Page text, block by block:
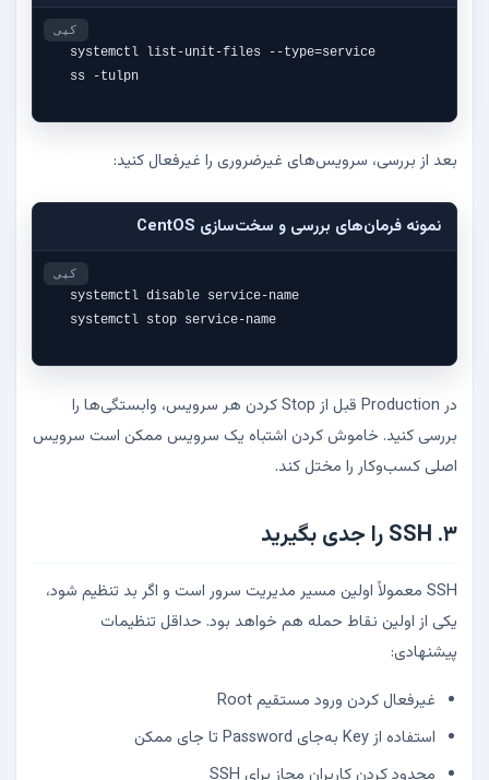
systemctl list-unit-files --type=service
ss -tulpn
کپی
بعد از بررسی، سرویس‌های غیرضروری را غیرفعال کنید:
نمونه فرمان‌های بررسی و سخت‌سازی CentOS
systemctl disable service-name
systemctl stop service-name
کپی
در Production قبل از Stop کردن هر سرویس، وابستگی‌ها را
بررسی کنید. خاموش کردن اشتباه یک سرویس ممکن است سرویس
اصلی کسب‌وکار را مختل کند.
۳. SSH را جدی بگیرید
SSH معمولاً اولین مسیر مدیریت سرور است و اگر بد تنظیم شود،
یکی از اولین نقاط حمله هم خواهد بود. حداقل تنظیمات
پیشنهادی:
غیرفعال کردن ورود مستقیم Root
استفاده از Key به‌جای Password تا جای ممکن
محدود کردن کاربران مجاز برای SSH